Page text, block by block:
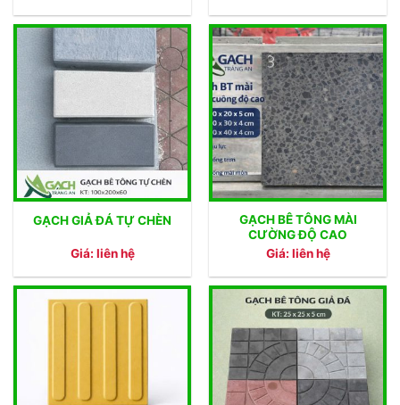
GẠCH GIẢ ĐÁ TỰ CHÈN
Giá: liên hệ
GẠCH BÊ TÔNG MÀI
CƯỜNG ĐỘ CAO
Giá: liên hệ